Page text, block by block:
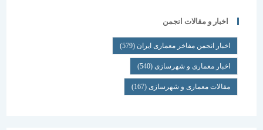
اخبار و مقالات انجمن
اخبار انجمن مفاخر معماری ایران (579)
اخبار معماری و شهرسازی(540)
مقالات معماری و شهرسازی(167)